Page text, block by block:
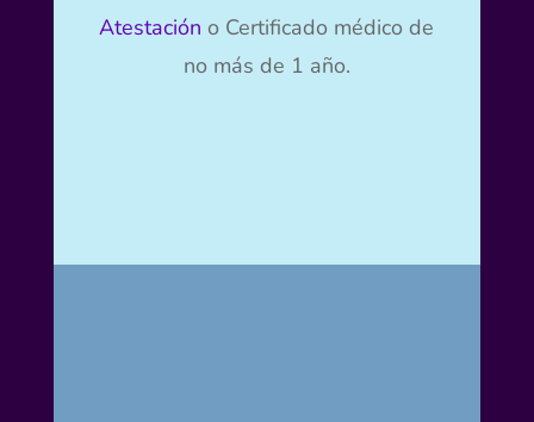
Atestación o Certificado médico de
no más de 1 año.